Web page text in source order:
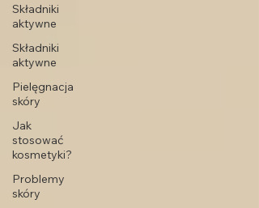
Składniki
aktywne
Składniki
aktywne
Pielęgnacja
skóry
Jak
stosować
kosmetyki?
Problemy
skóry